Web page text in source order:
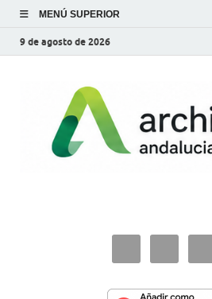
MENÚ SUPERIOR
9 de agosto de 2026